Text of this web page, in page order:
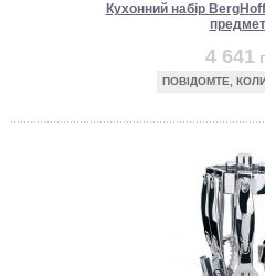
Кухонний набір
4 641
ПОВІДОМТЕ,